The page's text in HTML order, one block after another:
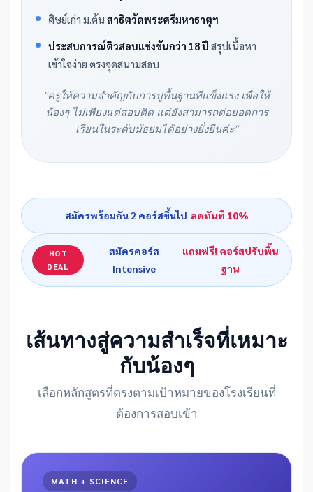
ศิษย์เก่า ม.ต้น สาธิตวัดพระศรีมหาธาตุฯ
ประสบการณ์ติวสอบแข่งขันกว่า 18 ปี สรุปเนื้อหา
เข้าใจง่าย ตรงจุดสนามสอบ
"ครูให้ความสำคัญกับการปูพื้นฐานที่แข็งแรง เพื่อให้
น้องๆ ไม่เพียงแต่สอบติด แต่ยังสามารถต่อยอดการ
เรียนในระดับมัธยมได้อย่างยั่งยืนค่ะ"
สมัครพร้อมกัน 2 คอร์สขึ้นไป ลดทันที 10%
HOT
DEAL
สมัครคอร์ส
Intensive
แถมฟรี! คอร์สปรับพื้น
ฐาน
เส้นทางสู่ความสำเร็จที่เหมาะ
กับน้องๆ
เลือกหลักสูตรที่ตรงตามเป้าหมายของโรงเรียนที่
ต้องการสอบเข้า
MATH + SCIENCE